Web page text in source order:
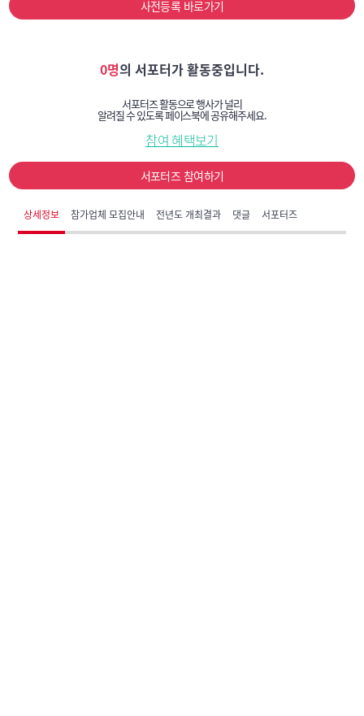
사전등록 바로가기
0명의 서포터가 활동중입니다.
서포터즈 활동으로 행사가 널리
알려질 수 있도록 페이스북에 공유해주세요.
참여 혜택보기
서포터즈 참여하기
상세정보 참가업체 모집안내 전년도 개최결과 댓글 서포터즈